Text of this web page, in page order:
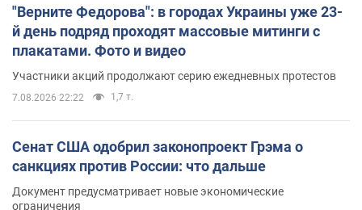
"Верните Федорова": в городах Украины уже 23-
й день подряд проходят массовые митинги с
плакатами. Фото и видео
Участники акций продолжают серию ежедневных протестов
7.08.2026 22:22 1,7 т.
Сенат США одобрил законопроект Грэма о
санкциях против России: что дальше
Документ предусматривает новые экономические
ограничения